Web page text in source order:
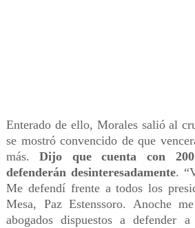
Enterado de ello, Morales salió al
se mostró convencido de que
más.Dijo que cuenta con
defenderán desinteresadamente.
Me defendí frente a todos los
Mesa, Paz Estenssoro. Anoche
abogados dispuestos a defender